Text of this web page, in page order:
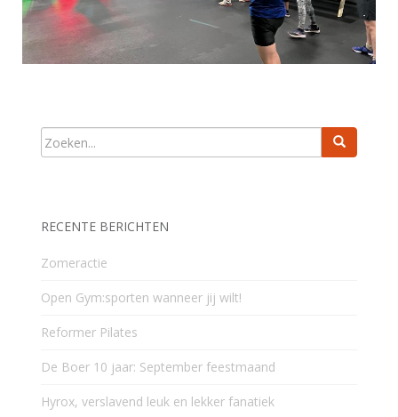
RECENTE BERICHTEN
Zomeractie
Open Gym:sporten wanneer jij wilt!
Reformer Pilates
De Boer 10 jaar: September feestmaand
Hyrox, verslavend leuk en lekker fanatiek